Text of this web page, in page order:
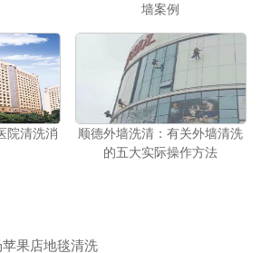
墙案例
院清洗消
顺德外墙洗清：有关外墙清洗
的五大实际操作方法
果店地毯清洗